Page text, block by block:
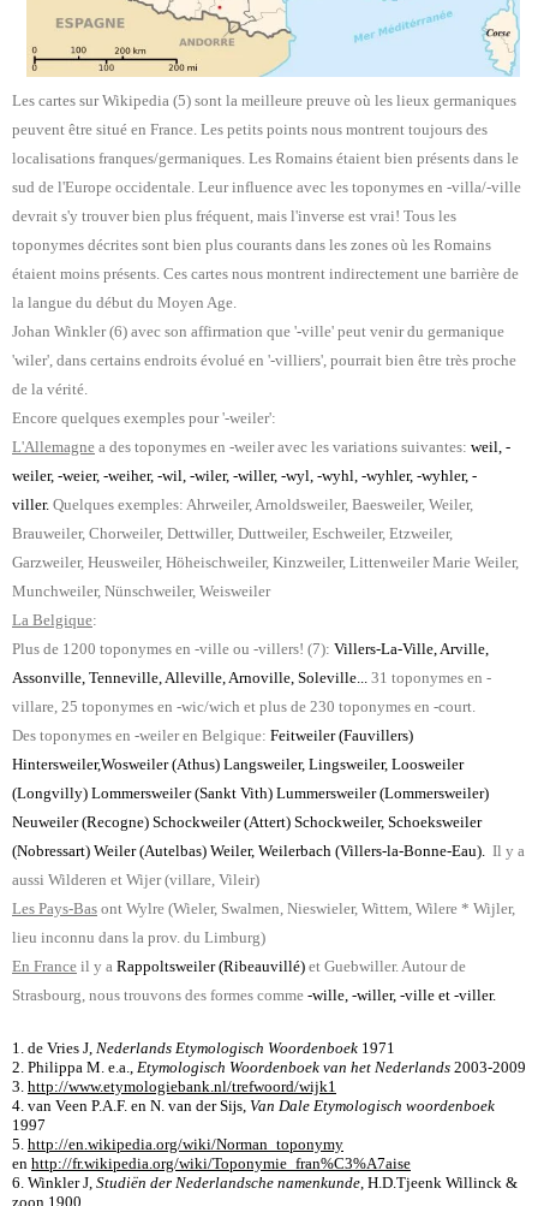
Les cartes sur Wikipedia (5) sont la meilleure preuve où les lieux germaniques
peuvent être situé en France. Les petits points nous montrent toujours des
localisations franques/germaniques. Les Romains étaient bien présents dans le
sud de l'Europe occidentale. Leur influence avec les toponymes en -villa/-ville
devrait s'y trouver bien plus fréquent, mais l'inverse est vrai! Tous les
toponymes décrites sont bien plus courants dans les zones où les Romains
étaient moins présents. Ces cartes nous montrent indirectement une barrière de
la langue du début du Moyen Age.
Johan Winkler (6) avec son affirmation que '-ville' peut venir du germanique
'wiler', dans certains endroits évolué en '-villiers', pourrait bien être très proche
de la vérité.
Encore quelques exemples pour '-weiler':
L'Allemagne a des toponymes en -weiler avec les variations suivantes: weil, -
weiler, -weier, -weiher, -wil, -wiler, -willer, -wyl, -wyhl, -wyhler, -wyhler, -
viller. Quelques exemples: Ahrweiler, Arnoldsweiler, Baesweiler, Weiler,
Brauweiler, Chorweiler, Dettwiller, Duttweiler, Eschweiler, Etzweiler,
Garzweiler, Heusweiler, Höheischweiler, Kinzweiler, Littenweiler Marie Weiler,
Munchweiler, Nünschweiler, Weisweiler
La Belgique:
Plus de 1200 toponymes en -ville ou -villers! (7): Villers-La-Ville, Arville,
Assonville, Tenneville, Alleville, Arnoville, Soleville... 31 toponymes en -
villare, 25 toponymes en -wic/wich et plus de 230 toponymes en -court.
Des toponymes en -weiler en Belgique: Feitweiler (Fauvillers)
Hintersweiler,Wosweiler (Athus) Langsweiler, Lingsweiler, Loosweiler
(Longvilly) Lommersweiler (Sankt Vith) Lummersweiler (Lommersweiler)
Neuweiler (Recogne) Schockweiler (Attert) Schockweiler, Schoeksweiler
(Nobressart) Weiler (Autelbas) Weiler, Weilerbach (Villers-la-Bonne-Eau). Il y a
aussi Wilderen et Wijer (villare, Vileir)
Les Pays-Bas ont Wylre (Wieler, Swalmen, Nieswieler, Wittem, Wilere * Wijler,
lieu inconnu dans la prov. du Limburg)
En France il y a Rappoltsweiler (Ribeauvillé) et Guebwiller. Autour de
Strasbourg, nous trouvons des formes comme -wille, -willer, -ville et -viller.
1. de Vries J, Nederlands Etymologisch Woordenboek 1971
2. Philippa M. e.a., Etymologisch Woordenboek van het Nederlands 2003-2009
3. http://www.etymologiebank.nl/trefwoord/wijk1
4. van Veen P.A.F. en N. van der Sĳs, Van Dale Etymologisch woordenboek
1997
5. http://en.wikipedia.org/wiki/Norman_toponymy
en http://fr.wikipedia.org/wiki/Toponymie_fran%C3%A7aise
6. Winkler J, Studiën der Nederlandsche namenkunde, H.D.Tjeenk Willinck &
zoon 1900